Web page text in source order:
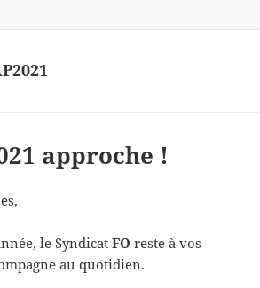
approche !
le SyndicatFO reste à vos
au quotidien.